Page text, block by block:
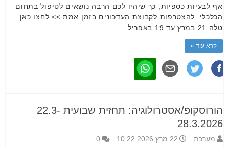
אף לבעיות כספיות, כך שיהיו לכם הרבה נושאים לטיפול בתחום
הכלכלי. להצטרפות לקבוצת העדכונים בזמן אמת >> לחצו כאן
טלה 21 במרץ עד 19 באפריל …
קרא עוד »
הורוסקופ/אסטרולוגיה: תחזית שבועית 22.3-
28.3.2026
מערכת 22 מרץ 2026 10:22 0